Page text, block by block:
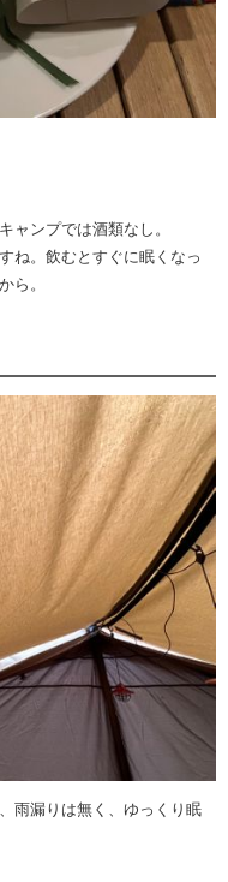
ャンプでは酒類なし。
ね。飲むとすぐに眠くなっ
ら。
雨漏りは無く、ゆっくり眠